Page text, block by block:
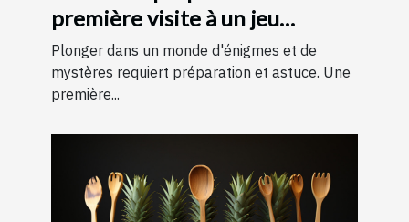
première visite à un jeu
d'évasion : conseils et astuces
pour une expérience
mémorable
Plonger dans un monde d'énigmes et de
mystères requiert préparation et astuce. Une
première...